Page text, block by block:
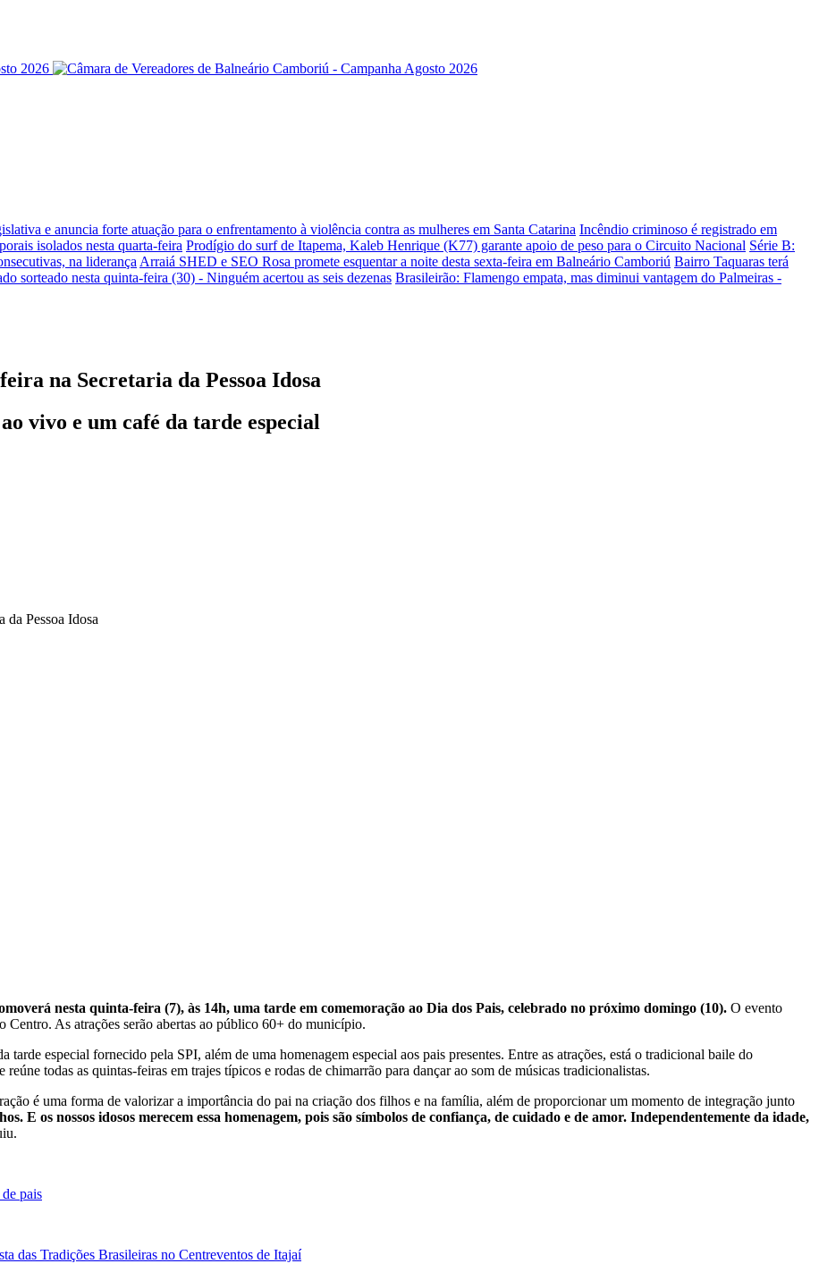
e anuncia forte atuação para o enfrentamento à violência contra as mulheres em Santa Catarina Incêndio criminoso é registrado em
isolados nesta quarta-feira Prodígio do surf de Itapema, Kaleb Henrique (K77) garante apoio de peso para o Circuito Nacional Série B:
na liderança Arraiá SHED e SEO Rosa promete esquentar a noite desta sexta-feira em Balneário Camboriú Bairro Taquaras terá
sorteado nesta quinta-feira (30) - Ninguém acertou as seis dezenas Brasileirão: Flamengo empata, mas diminui vantagem do Palmeiras -
na Secretaria da Pessoa Idosa
vivo e um café da tarde especial
nesta quinta-feira (7), às 14h, uma tarde em comemoração ao Dia dos Pais, celebrado no próximo domingo (10). O evento
Centro. As atrações serão abertas ao público 60+ do município.
especial fornecido pela SPI, além de uma homenagem especial aos pais presentes. Entre as atrações, está o tradicional baile do
todas as quintas-feiras em trajes típicos e rodas de chimarrão para dançar ao som de músicas tradicionalistas.
é uma forma de valorizar a importância do pai na criação dos filhos e na família, além de proporcionar um momento de integração junto
E os nossos idosos merecem essa homenagem, pois são símbolos de confiança, de cuidado e de amor. Independentemente da idade,
pais
das Tradições Brasileiras no Centreventos de Itajaí